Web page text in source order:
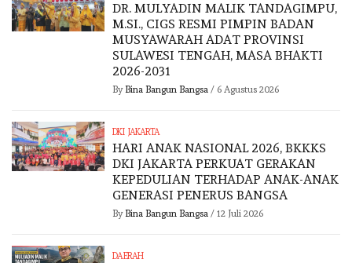
DR. MULYADIN MALIK TANDAGIMPU,
M.SI., CIGS RESMI PIMPIN BADAN
MUSYAWARAH ADAT PROVINSI
SULAWESI TENGAH, MASA BHAKTI
2026-2031
By Bina Bangun Bangsa/ 6 Agustus 2026
DKI JAKARTA
HARI ANAK NASIONAL 2026, BKKKS
DKI JAKARTA PERKUAT GERAKAN
KEPEDULIAN TERHADAP ANAK-ANAK
GENERASI PENERUS BANGSA
By Bina Bangun Bangsa/ 12 Juli 2026
DAERAH